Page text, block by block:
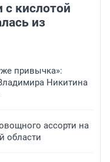
кислотой
из
привычка»:
Никитина
ассорти на
области